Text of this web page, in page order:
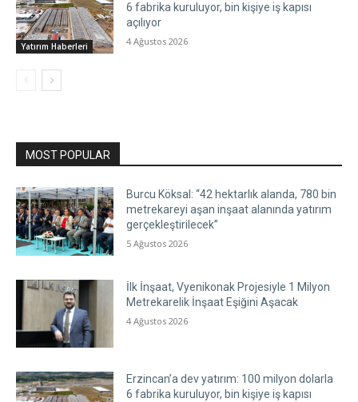
Yatırım Haberleri
6 fabrika kuruluyor, bin kişiye iş kapısı
açılıyor
4 Ağustos 2026
MOST POPULAR
Burcu Köksal: “42 hektarlık alanda, 780 bin
metrekareyi aşan inşaat alanında yatırım
gerçekleştirilecek”
5 Ağustos 2026
İlk İnşaat, Vyenikonak Projesiyle 1 Milyon
Metrekarelik İnşaat Eşiğini Aşacak
4 Ağustos 2026
Erzincan’a dev yatırım: 100 milyon dolarla
6 fabrika kuruluyor, bin kişiye iş kapısı